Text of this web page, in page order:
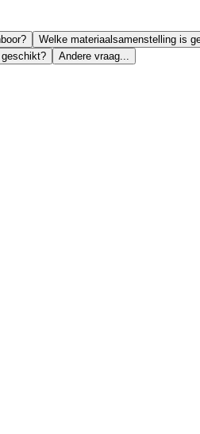
Welke materiaalsamenstelling is
Andere vraag...